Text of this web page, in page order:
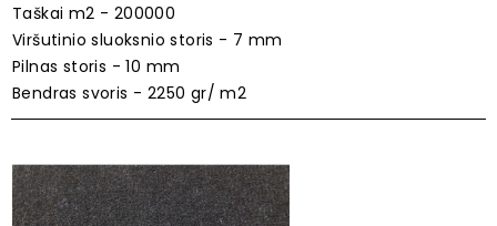
Taškai m2 - 200000
Viršutinio sluoksnio storis - 7 mm
Pilnas storis - 10 mm
Bendras svoris - 2250 gr/ m2